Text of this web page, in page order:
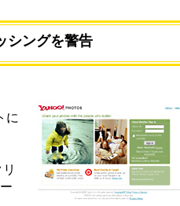
シングを警告
に